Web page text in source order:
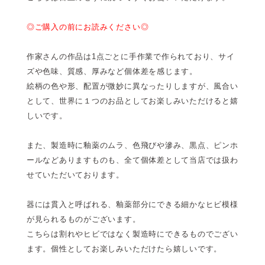
◎ご購入の前にお読みください◎
作家さんの作品は1点ごとに手作業で作られており、サイ
ズや色味、質感、厚みなど個体差を感じます。
絵柄の色や形、配置が微妙に異なったりしますが、風合い
として、世界に１つのお品としてお楽しみいただけると嬉
しいです。
また、製造時に釉薬のムラ、色飛びや滲み、黒点、ピンホ
ールなどありますものも、全て個体差として当店では扱わ
せていただいております。
器には貫入と呼ばれる、釉薬部分にできる細かなヒビ模様
が見られるものがございます。
こちらは割れやヒビではなく製造時にできるものでござい
ます。個性としてお楽しみいただけたら嬉しいです。